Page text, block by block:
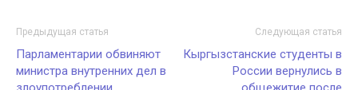
Предыдущая статья
Парламентарии обвиняют
министра внутренних дел в
Следующая статья
Кыргызстанские студенты в
России вернулись в